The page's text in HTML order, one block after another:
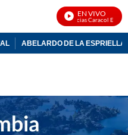
EN VIVO
Noticias Caracol En Vivo
ABELARDO DE LA ESPRIELLA